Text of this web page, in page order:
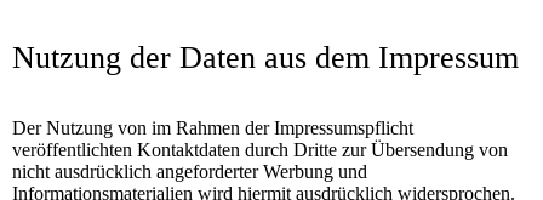
Nutzung der Daten aus dem Impressum
Der Nutzung von im Rahmen der Impressumspflicht
veröffentlichten Kontaktdaten durch Dritte zur Übersendung von
nicht ausdrücklich angeforderter Werbung und
Informationsmaterialien wird hiermit ausdrücklich widersprochen.